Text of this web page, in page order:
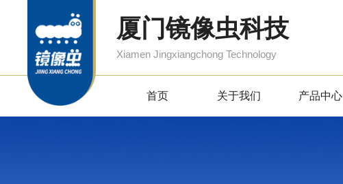
厦门镜像虫科技
Xiamen Jingxiangchong Technology
首页 关于我们 产品中心